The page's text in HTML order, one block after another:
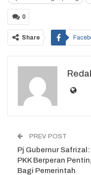
0
Share
PREV POST
Pj Gubernur Safrizal:
PKK Berperan
Bagi Pemerintah